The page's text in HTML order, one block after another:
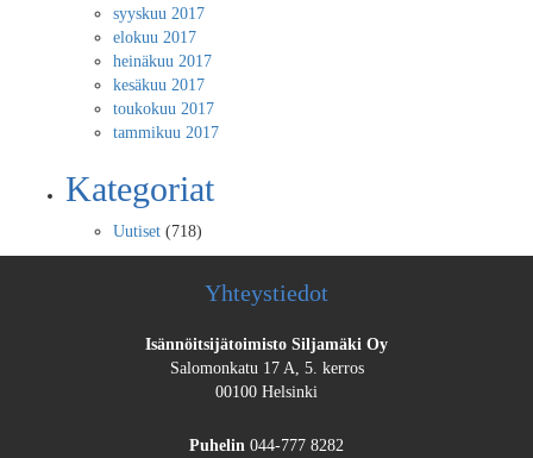
syyskuu 2017
elokuu 2017
heinäkuu 2017
kesäkuu 2017
toukokuu 2017
tammikuu 2017
Kategoriat
Uutiset (718)
Yhteystiedot
Isännöitsijätoimisto Siljamäki Oy
Salomonkatu 17 A, 5. kerros
00100 Helsinki
Puhelin 044-777 8282